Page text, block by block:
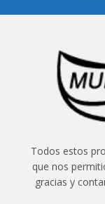
Todos estos
que nos
gracias y